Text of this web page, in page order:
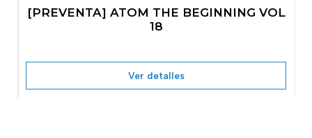
[PREVENTA] ATOM THE BEGINNING VOL
18
Ver detalles